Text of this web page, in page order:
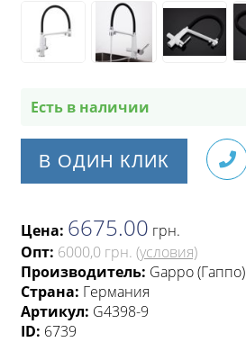
Есть в наличии
В ОДИН КЛИК
Цена: 6675.00 грн.
Опт: 6000,0 грн. (условия)
Производитель: Gappo (Гаппо)
Страна: Германия
Артикул: G4398-9
ID: 6739